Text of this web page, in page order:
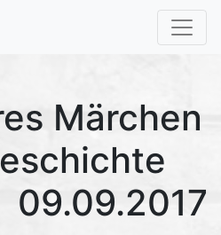
Märchen
09.09.2017